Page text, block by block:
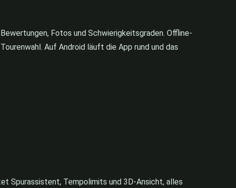
Fotos und Schwierigkeitsgraden. Offline-
Auf Android läuft die App rund und das
Spurassistent, Tempolimits und 3D-Ansicht, alles